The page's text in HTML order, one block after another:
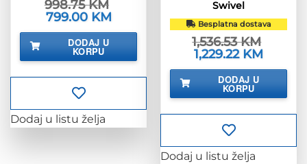
998.75KM
Izvorna
cijena
bila
998.75 KM.
799.00 KM
je:
DODAJ U
KORPU
Dodaj u listu želja
Swivel
Besplatna dostava
1,536.53KM
Izvorna
cijena
bila
1,536.53 KM.
1,229.22 KM
je:
DODAJ U
KORPU
Dodaj u listu želja